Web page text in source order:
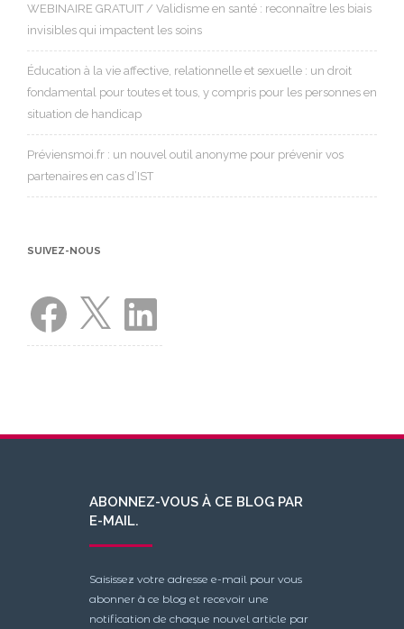
WEBINAIRE GRATUIT / Validisme en santé : reconnaître les biais
invisibles qui impactent les soins
Éducation à la vie affective, relationnelle et sexuelle : un droit
fondamental pour toutes et tous, y compris pour les personnes en
situation de handicap
Préviensmoi.fr : un nouvel outil anonyme pour prévenir vos
partenaires en cas d’IST
SUIVEZ-NOUS
Facebook LinkedIn
ABONNEZ-VOUS À CE BLOG PAR
E-MAIL.
Saisissez votre adresse e-mail pour vous
abonner à ce blog et recevoir une
notification de chaque nouvel article par